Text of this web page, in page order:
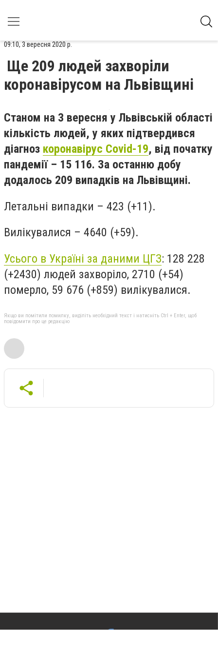
09:10, 3 вересня 2020 р.
Ще 209 людей захворіли
коронавірусом на Львівщині
Станом на 3 вересня у Львівській області
кількість людей, у яких підтвердився
діагноз коронавірус Covid-19, від початку
пандемії – 15 116. За останню добу
додалось 209 випадків на Львівщині.
Летальні випадки – 423 (+11).
Вилікувалися – 4640 (+59).
Усього в Україні за даними ЦГЗ: 128 228
(+2430) людей захворіло, 2710 (+54)
померло, 59 676 (+859) вилікувалися.
Якщо ви помітили помилку, виділіть необхідний текст і натисніть Ctrl + Enter, щоб
повідомити про це редакцію